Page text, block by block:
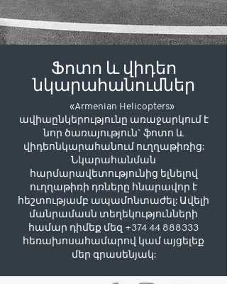
Ֆոտո և վիդեո
նկարահանումներ
«Armenian Helicopters»
ավիաընկերությունը առաջարկում է
նոր ծառայություն` ֆոտո և
վիդեոնկարահանում ուղղաթիռից:
Նկարահանման
հարմարավետությունից ելնելով
ուղղաթիռի դռները հնարավոր է
հեշտությամբ ապամոնտաժել: Ավելի
մանրամասն տեղեկությունների
համար դիմեք մեզ +374 44 888333
հեռախոսահամարով կամ այցելեք
մեր գրասենյակ: